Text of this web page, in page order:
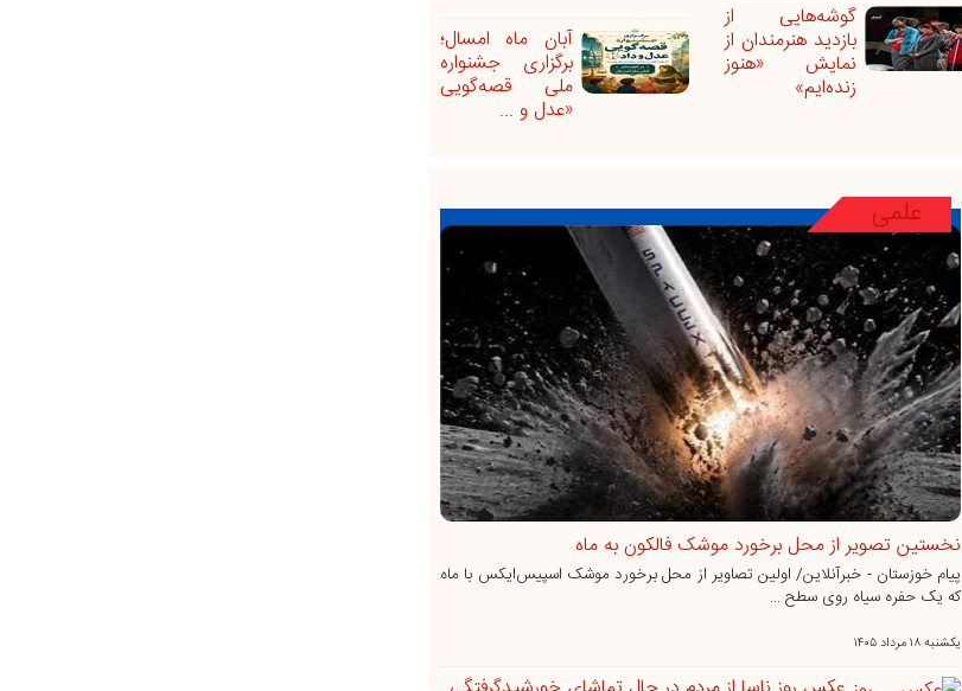
گوشه‌هایی از
بازدید هنرمندان از
نمایش «هنوز
زنده‌ایم»
آبان ماه امسال؛
برگزاری جشنواره
ملی قصه‌گویی
«عدل و ...
علمی
نخستین تصویر از محل برخورد موشک فالکون به ماه
پیام خوزستان - خبرآنلاین/ اولین تصاویر از محل برخورد موشک اسپیس‌ایکس با ماه
که یک حفره سیاه روی سطح ...
يکشنبه ۱۸ مرداد ۱۴۰۵